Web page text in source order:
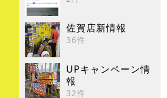
佐賀店新情報
36件
UPキャンペーン情
報
32件